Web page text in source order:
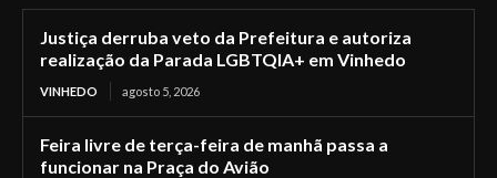
Justiça derruba veto da Prefeitura e autoriza
realização da Parada LGBTQIA+ em Vinhedo
VINHEDO agosto 5, 2026
Feira livre de terça-feira de manhã passa a
funcionar na Praça do Avião